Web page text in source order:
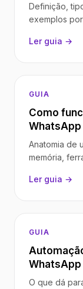
Definição,
exemplos
Ler guia →
GUIA
Como
WhatsApp
Anatomia de
memória,
Ler guia →
GUIA
WhatsApp
O que dá